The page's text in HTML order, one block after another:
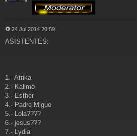
e
e
24 Jul 2014 20:59
ASISTENTES:
1.- Afrika
2.- Kalimo
3.- Esther
4.- Padre Migue
5.- Lola????
6.- jesus???
7.- Lydia